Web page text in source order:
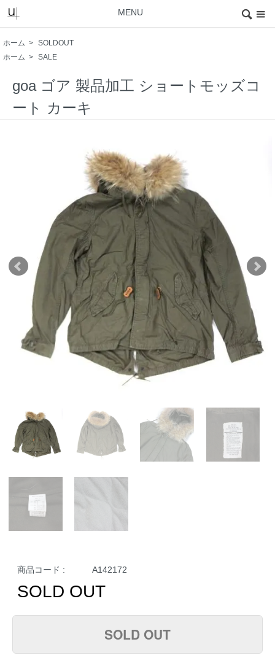
MENU
ホーム > SOLDOUT
ホーム > SALE
goa ゴア 製品加工 ショートモッズコ
ート カーキ
商品コード : A142172
SOLD OUT
SOLD OUT